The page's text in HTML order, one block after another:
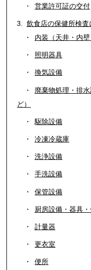
営業許可証の交付
飲食店の保健所検
内装（天井・内壁
照明器具
換気設備
廃棄物処理・排
ど）
駆除設備
冷凍冷蔵庫
洗浄設備
手洗設備
保管設備
厨房設備・器具
計量器
更衣室
便所